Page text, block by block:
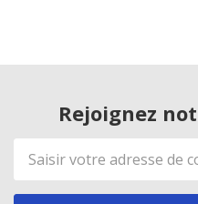
Rejoignez
Adresse
de
courriel